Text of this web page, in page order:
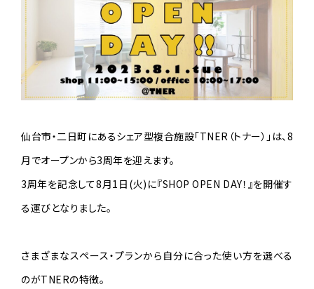
仙台市・二日町にあるシェア型複合施設「TNER（トナー）」は、8
月でオープンから3周年を迎えます。
3周年を記念して8月1日(火)に『SHOP OPEN DAY！』を開催す
る運びとなりました。
さまざまなスペース・プランから自分に合った使い方を選べる
のがTNERの特徴。